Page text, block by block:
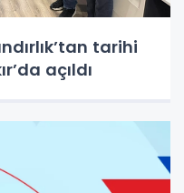
tarihi
açıldı